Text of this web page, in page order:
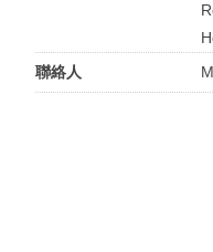
聯絡人